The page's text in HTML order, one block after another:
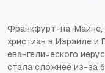
Франкфурт-на-Майне,
христиан в Израиле и
евангелического
стала сложнее из-за